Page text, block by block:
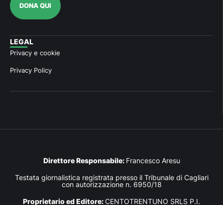
DONA QUI
LEGAL
Privacy e cookie
Privacy Policy
Direttore Responsabile: Francesco Aresu
Testata giornalistica registrata presso il Tribunale di Cagliari
con autorizzazione n. 6950/18
Proprietario ed Editore:CENTOTRENTUNO SRLS P.I.